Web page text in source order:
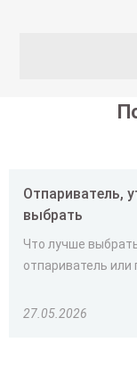
Отпариватель,
выбрать
Что лучше
отпариватель или
27.05.2026